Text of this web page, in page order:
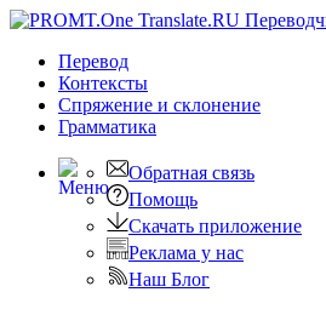
Перевод
Контексты
Спряжение и склонение
Грамматика
Обратная связь
Помощь
Скачать приложение
Реклама у нас
Наш Блог